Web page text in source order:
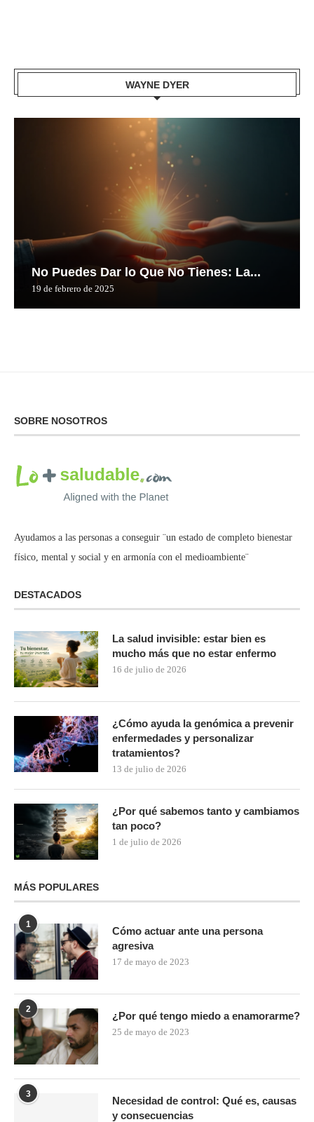
WAYNE DYER
No Puedes Dar lo Que No Tienes: La...
19 de febrero de 2025
SOBRE NOSOTROS
Ayudamos a las personas a conseguir ¨un estado de completo bienestar
físico, mental y social y en armonía con el medioambiente¨
DESTACADOS
La salud invisible: estar bien es
mucho más que no estar enfermo
16 de julio de 2026
¿Cómo ayuda la genómica a prevenir
enfermedades y personalizar
tratamientos?
13 de julio de 2026
¿Por qué sabemos tanto y cambiamos
tan poco?
1 de julio de 2026
MÁS POPULARES
1
Cómo actuar ante una persona
agresiva
17 de mayo de 2023
2
¿Por qué tengo miedo a enamorarme?
25 de mayo de 2023
3
Necesidad de control: Qué es, causas
y consecuencias